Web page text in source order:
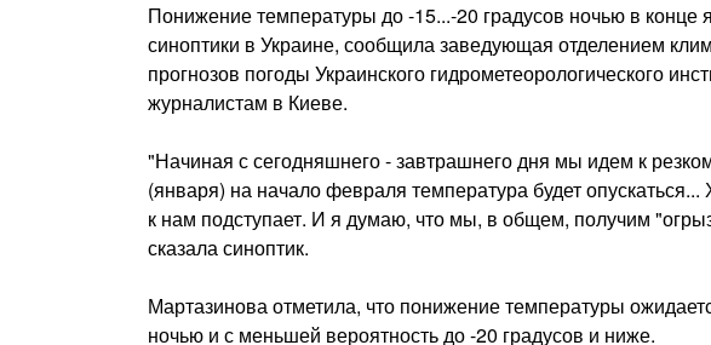
Понижение температуры до -15...-20 градусов ночью в
синоптики в Украине, сообщила заведующая отделением
прогнозов погоды Украинского гидрометеорологического
журналистам в Киеве.
"Начиная с сегодняшнего - завтрашнего дня мы идем к
(января) на начало февраля температура будет
к нам подступает. И я думаю, что мы, в общем, получим
сказала синоптик.
Мартазинова отметила, что понижение температуры
ночью и с меньшей вероятность до -20 градусов и ниже.